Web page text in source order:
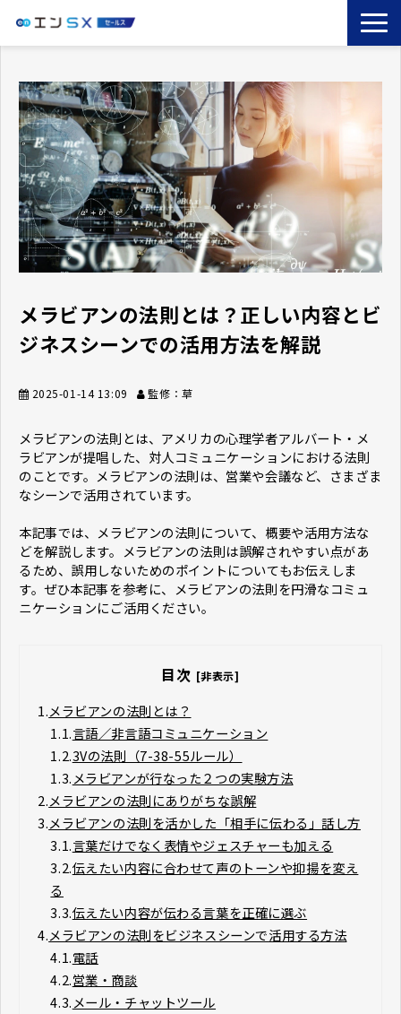
エンSXとは
サービス一覧
導入事例
お役立ちブログ
セミナー
コラム
メラビアンの法則とは？正しい内容とビ
ジネスシーンでの活用方法を解説
2025-01-14 13:09 監修：草
メラビアンの法則とは、アメリカの心理学者アルバート・メ
ラビアンが提唱した、対人コミュニケーションにおける法則
のことです。メラビアンの法則は、営業や会議など、さまざま
なシーンで活用されています。
本記事では、メラビアンの法則について、概要や活用方法な
どを解説します。メラビアンの法則は誤解されやすい点があ
るため、誤用しないためのポイントについてもお伝えしま
す。ぜひ本記事を参考に、メラビアンの法則を円滑なコミュ
ニケーションにご活用ください。
目次 [非表示]
1.メラビアンの法則とは？
1.1.言語／非言語コミュニケーション
1.2.3Vの法則（7-38-55ルール）
1.3.メラビアンが行なった２つの実験方法
2.メラビアンの法則にありがちな誤解
3.メラビアンの法則を活かした「相手に伝わる」話し方
3.1.言葉だけでなく表情やジェスチャーも加える
3.2.伝えたい内容に合わせて声のトーンや抑揚を変え
る
3.3.伝えたい内容が伝わる言葉を正確に選ぶ
4.メラビアンの法則をビジネスシーンで活用する方法
4.1.電話
4.2.営業・商談
4.3.メール・チャットツール